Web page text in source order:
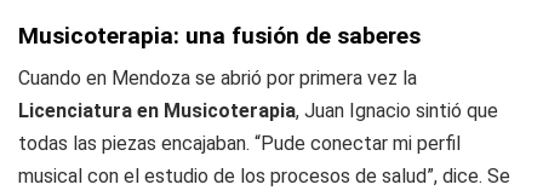
Musicoterapia: una fusión de saberes
Cuando en Mendoza se abrió por primera vez la
Licenciatura en Musicoterapia, Juan Ignacio sintió que
todas las piezas encajaban. “Pude conectar mi perfil
musical con el estudio de los procesos de salud”, dice. Se